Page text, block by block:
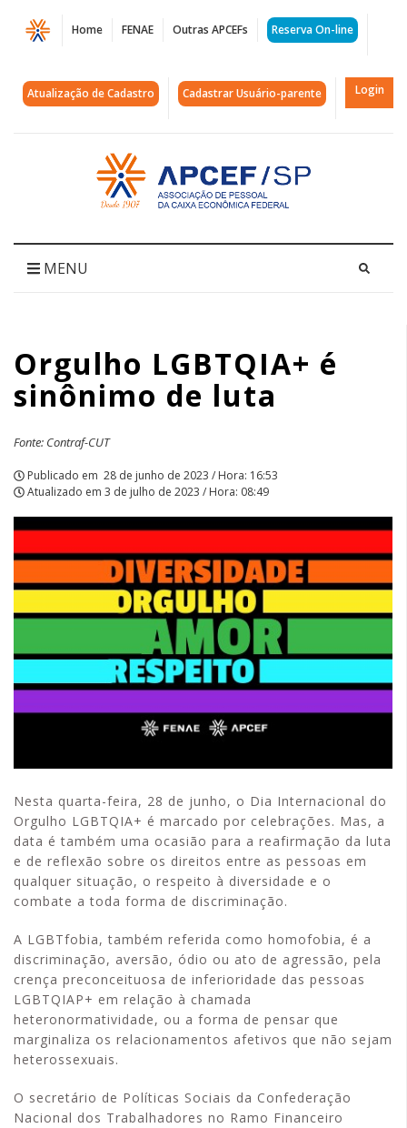
Página
Orgulho
LGBTQIA+
sinônimo
Home FENAE Outras APCEFs Reserva On-line
Atualização de Cadastro Cadastrar Usuário-parente Login
Acessar
página
inicial
MENU
Orgulho LGBTQIA+ é
sinônimo de luta
Fonte: Contraf-CUT
Publicado em 28 de junho de 2023 / Hora: 16:53
Atualizado em 3 de julho de 2023 / Hora: 08:49
Nesta quarta-feira, 28 de junho, o Dia Internacional do
Orgulho LGBTQIA+ é marcado por celebrações. Mas, a
data é também uma ocasião para a reafirmação da luta
e de reflexão sobre os direitos entre as pessoas em
qualquer situação, o respeito à diversidade e o
combate a toda forma de discriminação.
A LGBTfobia, também referida como homofobia, é a
discriminação, aversão, ódio ou ato de agressão, pela
crença preconceituosa de inferioridade das pessoas
LGBTQIAP+ em relação à chamada
heteronormatividade, ou a forma de pensar que
marginaliza os relacionamentos afetivos que não sejam
heterossexuais.
O secretário de Políticas Sociais da Confederação
Nacional dos Trabalhadores no Ramo Financeiro